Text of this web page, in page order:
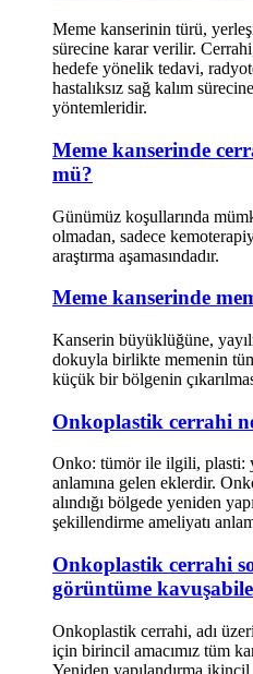
Meme kanserinin türü,
sürecine karar verilir.
hedefe yönelik tedavi,
hastalıksız sağ kalım
yöntemleridir.
Meme kanserinde
mü?
Günümüz koşullarında
olmadan, sadece
araştırma aşamasındadır.
Meme kanserinde
Kanserin büyüklüğüne,
dokuyla birlikte memenin
küçük bir bölgenin
Onkoplastik cerrahi
Onko: tümör ile ilgili, plasti:
anlamına gelen eklerdir.
alındığı bölgede yeniden
şekillendirme ameliyatı
Onkoplastik cerrahi
görüntüme
Onkoplastik cerrahi, adı
için birincil amacımız tüm
Yeniden yapılandırma